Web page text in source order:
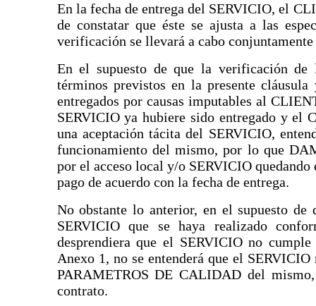
En la fecha de entrega del SERVICIO, el
de constatar que éste se ajusta a las
verificación se llevará a cabo
En el supuesto de que la verificación
términos previstos en la presente
entregados por causas imputables al
SERVICIO ya hubiere sido entregado y el
una aceptación tácita del SERVICIO,
funcionamiento del mismo, por lo que
por el acceso local y/o SERVICIO
pago de acuerdo con la fecha de entrega.
No obstante lo anterior, en el supuesto
SERVICIO que se haya realizado
desprendiera que el SERVICIO no
Anexo 1, no se entenderá que el
PARAMETROS DE CALIDAD del
contrato.